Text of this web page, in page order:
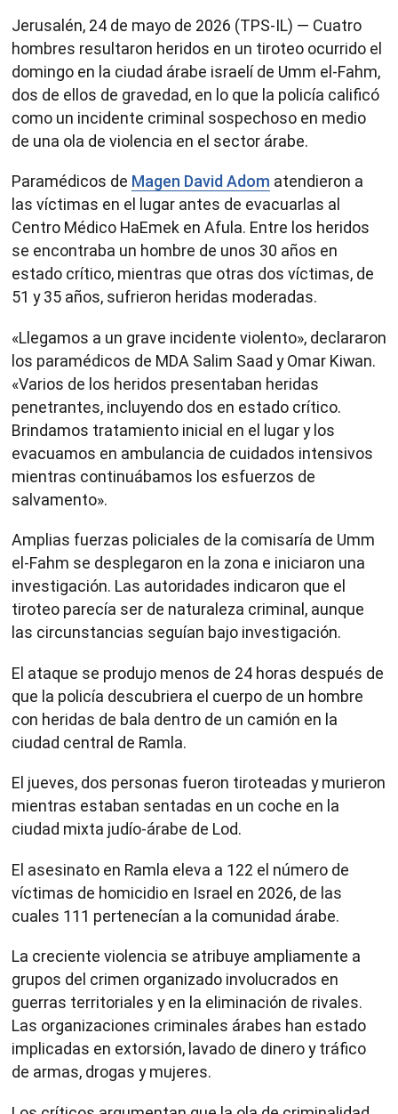
Jerusalén, 24 de mayo de 2026 (TPS-IL) — Cuatro
hombres resultaron heridos en un tiroteo ocurrido el
domingo en la ciudad árabe israelí de Umm el-Fahm,
dos de ellos de gravedad, en lo que la policía calificó
como un incidente criminal sospechoso en medio
de una ola de violencia en el sector árabe.
Paramédicos de Magen David Adom atendieron a
las víctimas en el lugar antes de evacuarlas al
Centro Médico HaEmek en Afula. Entre los heridos
se encontraba un hombre de unos 30 años en
estado crítico, mientras que otras dos víctimas, de
51 y 35 años, sufrieron heridas moderadas.
«Llegamos a un grave incidente violento», declararon
los paramédicos de MDA Salim Saad y Omar Kiwan.
«Varios de los heridos presentaban heridas
penetrantes, incluyendo dos en estado crítico.
Brindamos tratamiento inicial en el lugar y los
evacuamos en ambulancia de cuidados intensivos
mientras continuábamos los esfuerzos de
salvamento».
Amplias fuerzas policiales de la comisaría de Umm
el-Fahm se desplegaron en la zona e iniciaron una
investigación. Las autoridades indicaron que el
tiroteo parecía ser de naturaleza criminal, aunque
las circunstancias seguían bajo investigación.
El ataque se produjo menos de 24 horas después de
que la policía descubriera el cuerpo de un hombre
con heridas de bala dentro de un camión en la
ciudad central de Ramla.
El jueves, dos personas fueron tiroteadas y murieron
mientras estaban sentadas en un coche en la
ciudad mixta judío-árabe de Lod.
El asesinato en Ramla eleva a 122 el número de
víctimas de homicidio en Israel en 2026, de las
cuales 111 pertenecían a la comunidad árabe.
La creciente violencia se atribuye ampliamente a
grupos del crimen organizado involucrados en
guerras territoriales y en la eliminación de rivales.
Las organizaciones criminales árabes han estado
implicadas en extorsión, lavado de dinero y tráfico
de armas, drogas y mujeres.